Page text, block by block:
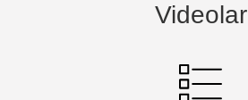
Videolar